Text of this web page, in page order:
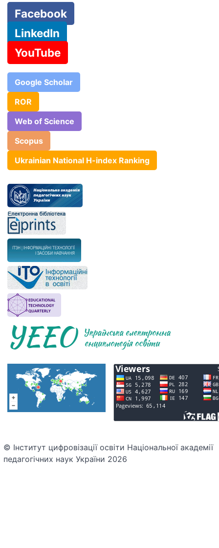
Facebook
LinkedIn
YouTube
Google Scholar
ROR
Web of Science
Scopus
Ukrainian National H-index Ranking
© Інститут цифровізації освіти Національної академії
педагогічних наук України 2026